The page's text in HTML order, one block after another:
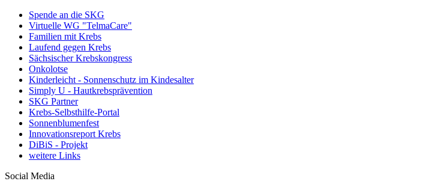
Spende an die SKG
Virtuelle WG "TelmaCare"
Familien mit Krebs
Laufend gegen Krebs
Sächsischer Krebskongress
Onkolotse
Kinderleicht - Sonnenschutz im Kindesalter
Simply U - Hautkrebsprävention
SKG Partner
Krebs-Selbsthilfe-Portal
Sonnenblumenfest
Innovationsreport Krebs
DiBiS - Projekt
weitere Links
Social Media